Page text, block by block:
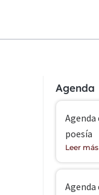
Agenda
poesía
Leer más